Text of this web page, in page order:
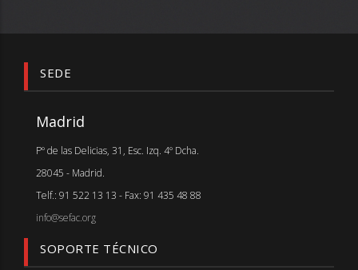
SEDE
Madrid
Pº de las Delicias, 31, Esc. Izq. 4º Dcha.
28045 - Madrid.
Telf.: 91 522 13 13 - Fax: 91 435 48 88
info@sefac.org
SOPORTE TÉCNICO